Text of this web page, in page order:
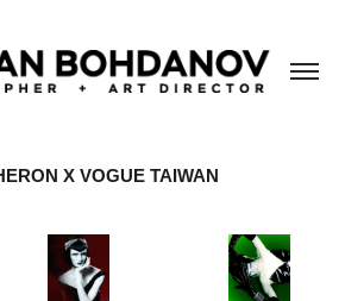
X VOGUE TAIWAN